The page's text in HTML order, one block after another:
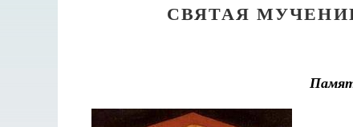
СВЯТАЯ